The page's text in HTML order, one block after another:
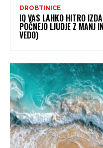
DROBTINICE
IQ VAS LAHKO HITRO
POČNEJO LJUDJE Z MANJ
VEDO)